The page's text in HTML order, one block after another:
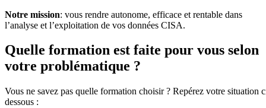
Notre mission: vous rendre autonome, efficace et rentable dans
l’analyse et l’exploitation de vos données CISA.
Quelle formation est faite pour vous selon
votre problématique ?
Vous ne savez pas quelle formation choisir ? Repérez votre situation
dessous :